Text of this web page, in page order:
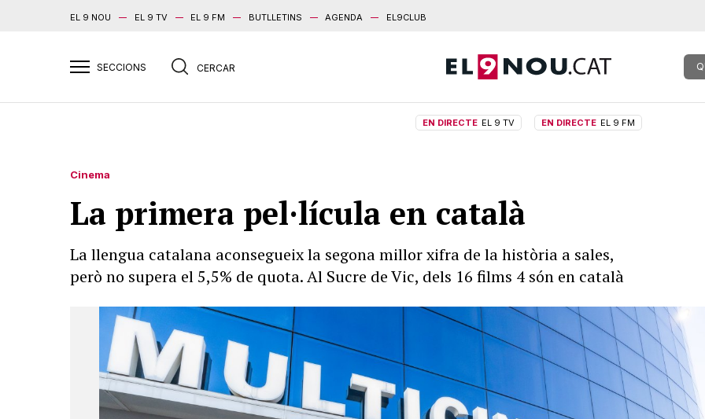
EL 9 NOU EL 9 TV EL 9 FM BUTLLETINS AGENDA EL9CLUB
EN DIRECTE EL 9 TV EN DIRECTE EL 9 FM
Cinema
La primera pel·lícula en català
La llengua catalana aconsegueix la segona millor xifra de la història a sales,
però no supera el 5,5% de quota. Al Sucre de Vic, dels 16 films 4 són en català